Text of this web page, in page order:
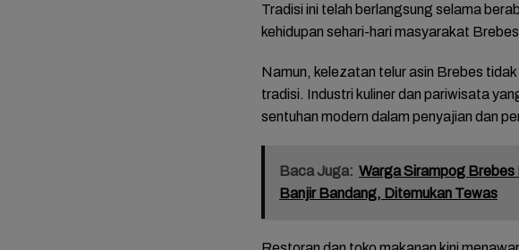
Tradisi ini telah berlangsung selama
kehidupan sehari-hari masyarakat
Namun, kelezatan telur asin Brebes
tradisi. Industri kuliner dan pariwisata
sentuhan modern dalam penyajian dan
Baca Juga: Warga Sirampog Brebes
Banjir Bandang, Ditemukan Tewas